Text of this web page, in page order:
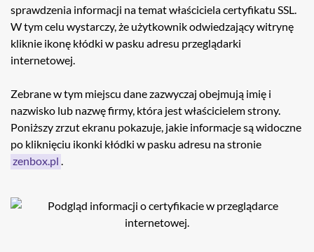
sprawdzenia informacji na temat właściciela certyfikatu SSL.
W tym celu wystarczy, że użytkownik odwiedzający witrynę
kliknie ikonę kłódki w pasku adresu przeglądarki
internetowej.
Zebrane w tym miejscu dane zazwyczaj obejmują imię i
nazwisko lub nazwę firmy, która jest właścicielem strony.
Poniższy zrzut ekranu pokazuje, jakie informacje są widoczne
po kliknięciu ikonki kłódki w pasku adresu na stronie
zenbox.pl .